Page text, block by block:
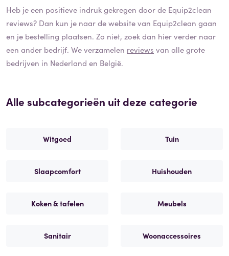
Heb je een positieve indruk gekregen door de Equip2clean
reviews? Dan kun je naar de website van Equip2clean gaan
en je bestelling plaatsen. Zo niet, zoek dan hier verder naar
een ander bedrijf. We verzamelen reviews van alle grote
bedrijven in Nederland en België.
Alle subcategorieën uit deze categorie
Witgoed Tuin
Slaapcomfort Huishouden
Koken & tafelen Meubels
Sanitair Woonaccessoires